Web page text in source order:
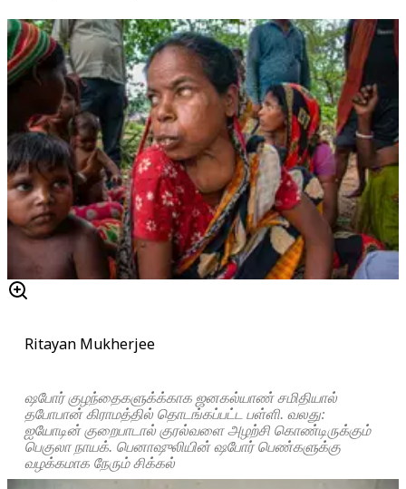
Ritayan Mukherjee
ஷபோர் குழந்தைகளுக்க்காக ஜனகல்யாண் சமிதியால்
தபோபான் கிராமத்தில் தொடங்கப்பட்ட பள்ளி. வலது:
ஐயோடின் குறைபாடால் குரல்வளை அழற்சி கொண்டிருக்கும்
பெகுலா நாயக். பெனாஷுலியின் ஷபோர் பெண்களுக்கு
வழக்கமாக நேரும் சிக்கல்